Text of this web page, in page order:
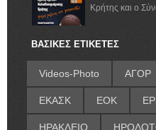
Κρήτης και ο
ΒΑΣΙΚΕΣ ΕΤΙΚΕΤΕΣ
Videos-Photo ΑΓΟΡ
ΕΚΑΣΚ ΕΟΚ
ΗΡΑΚΛΕΙΟ